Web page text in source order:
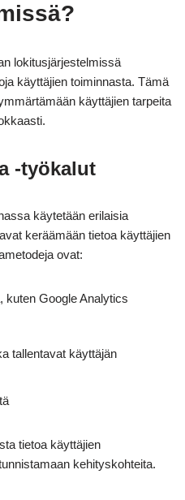
lokitusjärjestelmissä
käyttäjien toiminnasta. Tämä
käyttäjien tarpeita
-työkalut
käytetään erilaisia
keräämään tietoa käyttäjien
ovat:
kuten Google Analytics
tallentavat käyttäjän
tietoa käyttäjien
kehityskohteita.